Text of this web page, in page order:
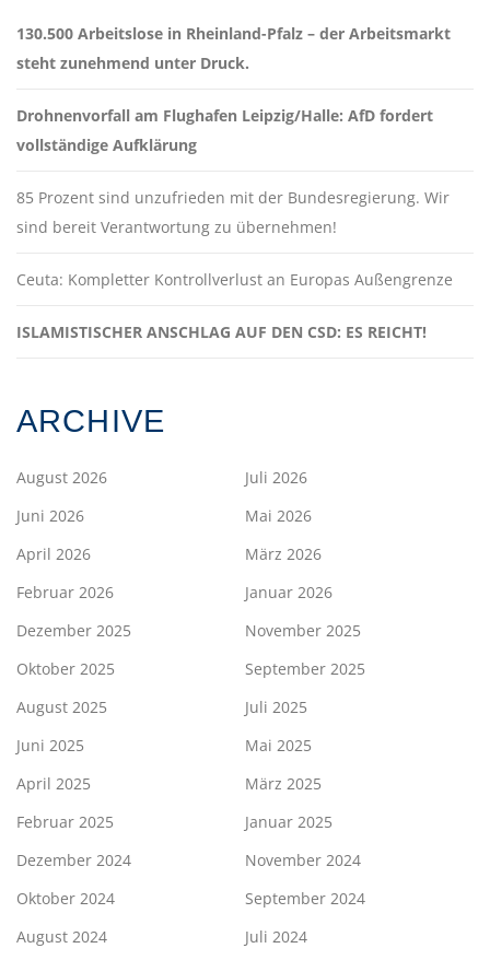
130.500 Arbeitslose in Rheinland-Pfalz – der Arbeitsmarkt
steht zunehmend unter Druck.
Drohnenvorfall am Flughafen Leipzig/Halle: AfD fordert
vollständige Aufklärung
85 Prozent sind unzufrieden mit der Bundesregierung. Wir
sind bereit Verantwortung zu übernehmen!
Ceuta: Kompletter Kontrollverlust an Europas Außengrenze
ISLAMISTISCHER ANSCHLAG AUF DEN CSD: ES REICHT!
ARCHIVE
August 2026
Juli 2026
Juni 2026
Mai 2026
April 2026
März 2026
Februar 2026
Januar 2026
Dezember 2025
November 2025
Oktober 2025
September 2025
August 2025
Juli 2025
Juni 2025
Mai 2025
April 2025
März 2025
Februar 2025
Januar 2025
Dezember 2024
November 2024
Oktober 2024
September 2024
August 2024
Juli 2024